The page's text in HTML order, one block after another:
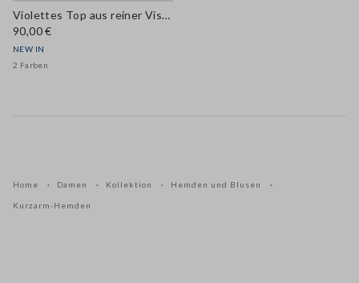
Violettes Top aus reiner Viskose mit Bindekragen, Regular Fit
90,00 €
NEW IN
2 Farben
Home Damen Kollektion Hemden und Blusen
Kurzarm-Hemden